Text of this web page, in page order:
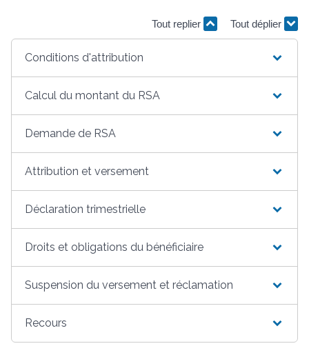
Tout replier Tout déplier
Conditions d'attribution
Calcul du montant du RSA
Demande de RSA
Attribution et versement
Déclaration trimestrielle
Droits et obligations du bénéficiaire
Suspension du versement et réclamation
Recours